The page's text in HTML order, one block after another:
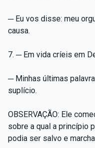
─ Eu vos disse: meu
causa.
7. ─ Em vida críeis em
─ Minhas últimas
suplício.
OBSERVAÇÃO: Ele
sobre a qual a princípio
podia ser salvo e